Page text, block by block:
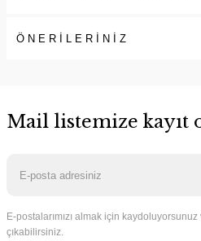
ÖNERİLERİNİZ
Mail listemize kayıt
E-postalarımızı almak için
çıkabilirsiniz.